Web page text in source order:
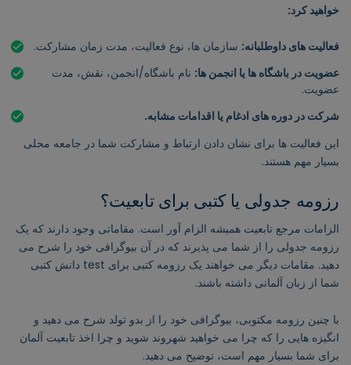
خواهید کرد:
فعالیت های داوطلبانه: سازمان ها، نوع فعالیت، مدت زمان مشارکت.
عضویت در باشگاه ها یا انجمن ها: نام باشگاه/انجمن، نقش، مدت
عضویت.
شرکت در دوره های ادغام یا اقدامات مشابه.
این فعالیت ها برای نشان دادن ارتباط و مشارکت شما در جامعه محلی
بسیار مهم هستند.
رزومه جدولی یا کتبی برای تابعیت؟
الزامات مرجع تابعیت همیشه الزام آور است. مقاماتی وجود دارند که یک
رزومه جدولی را از شما می پذیرند که در آن بیوگرافی خود را شرح می
دهید. مقامات دیگر می خواهند یک رزومه کتبی برای test دانش کتبی
شما از زبان آلمانی داشته باشند.
با چنین رزومه مکتوبی، بیوگرافی خود را از بدو تولد شرح می دهید و
انگیزه هایی را که چرا می خواهید شهروند شوید و چرا اخذ تابعیت آلمان
برای شما بسیار مهم است، توضیح می دهید.